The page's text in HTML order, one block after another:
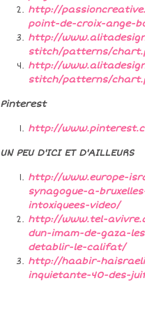
http://
point-de-croix-ange-
http://
stitch/patterns/
http://
stitch/patterns/
Pinterest
http://
UN PEU D'ICI ET D'AILLEURS
http://www.europe-
synagogue-a-
intoxiquees-video/
http://www.tel-
dun-imam-de-gaza-
detablir-le-califat/
http://haabir-
inquietante-40-des-